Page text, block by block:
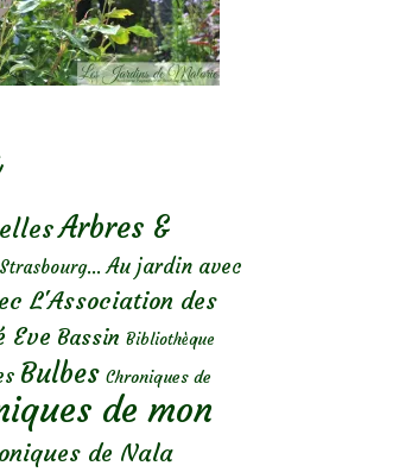
Arbres &
Au jardin avec
L'Association des
Eve Bassin Bibliothèque
Bulbes Chroniques de
de mon
de Nala